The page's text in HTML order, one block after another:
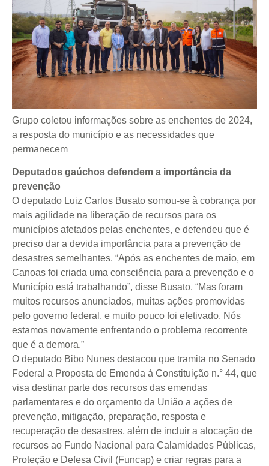
Grupo coletou informações sobre as enchentes de 2024,
a resposta do município e as necessidades que
permanecem
Deputados gaúchos defendem a importância da
prevenção
O deputado Luiz Carlos Busato somou-se à cobrança por
mais agilidade na liberação de recursos para os
municípios afetados pelas enchentes, e defendeu que é
preciso dar a devida importância para a prevenção de
desastres semelhantes. “Após as enchentes de maio, em
Canoas foi criada uma consciência para a prevenção e o
Município está trabalhando”, disse Busato. “Mas foram
muitos recursos anunciados, muitas ações promovidas
pelo governo federal, e muito pouco foi efetivado. Nós
estamos novamente enfrentando o problema recorrente
que é a demora.”
O deputado Bibo Nunes destacou que tramita no Senado
Federal a Proposta de Emenda à Constituição n.° 44, que
visa destinar parte dos recursos das emendas
parlamentares e do orçamento da União a ações de
prevenção, mitigação, preparação, resposta e
recuperação de desastres, além de incluir a alocação de
recursos ao Fundo Nacional para Calamidades Públicas,
Proteção e Defesa Civil (Funcap) e criar regras para a